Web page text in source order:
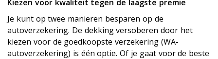
Kiezen voor kwaliteit tegen de laagste premie
Je kunt op twee manieren besparen op de
autoverzekering. De dekking versoberen door het
kiezen voor de goedkoopste verzekering (WA-
autoverzekering) is één optie. Of je gaat voor de beste